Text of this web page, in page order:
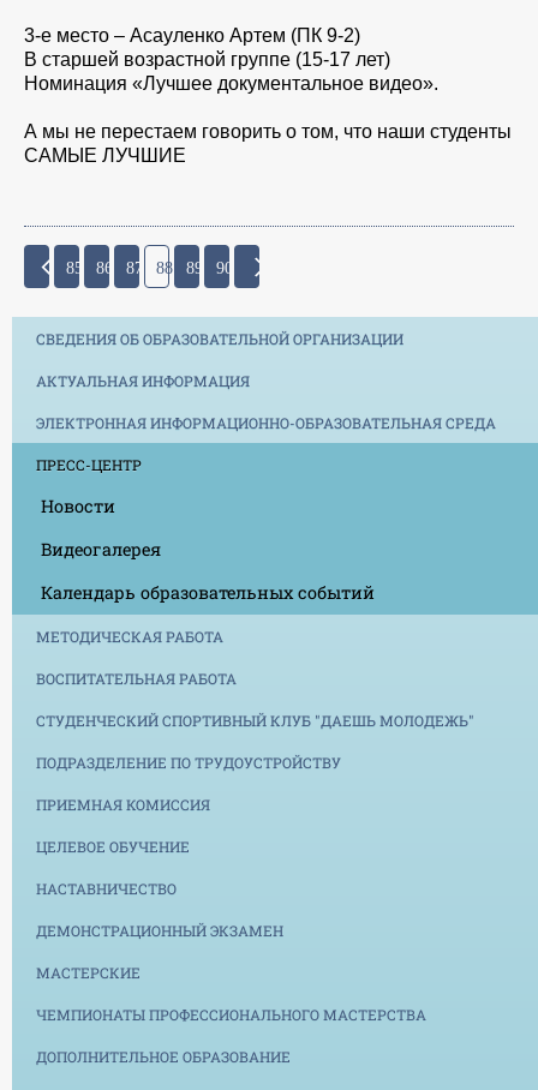
3-е место – Асауленко Артем (ПК 9-2)
В старшей возрастной группе (15-17 лет)
Номинация «Лучшее документальное видео».
А мы не перестаем говорить о том, что наши студенты
САМЫЕ ЛУЧШИЕ
85 86 87 88 89 90
СВЕДЕНИЯ ОБ ОБРАЗОВАТЕЛЬНОЙ ОРГАНИЗАЦИИ
АКТУАЛЬНАЯ ИНФОРМАЦИЯ
ЭЛЕКТРОННАЯ ИНФОРМАЦИОННО-ОБРАЗОВАТЕЛЬНАЯ СРЕДА
ПРЕСС-ЦЕНТР
Новости
Видеогалерея
Календарь образовательных событий
МЕТОДИЧЕСКАЯ РАБОТА
ВОСПИТАТЕЛЬНАЯ РАБОТА
СТУДЕНЧЕСКИЙ СПОРТИВНЫЙ КЛУБ "ДАЕШЬ МОЛОДЕЖЬ"
ПОДРАЗДЕЛЕНИЕ ПО ТРУДОУСТРОЙСТВУ
ПРИЕМНАЯ КОМИССИЯ
ЦЕЛЕВОЕ ОБУЧЕНИЕ
НАСТАВНИЧЕСТВО
ДЕМОНСТРАЦИОННЫЙ ЭКЗАМЕН
МАСТЕРСКИЕ
ЧЕМПИОНАТЫ ПРОФЕССИОНАЛЬНОГО МАСТЕРСТВА
ДОПОЛНИТЕЛЬНОЕ ОБРАЗОВАНИЕ